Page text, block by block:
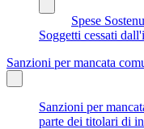
Spese
Soggetti cessati
Sanzioni per mancata
Sanzioni per
parte dei titolari di